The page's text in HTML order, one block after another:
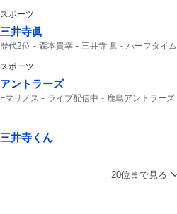
タイムリー
スポーツ
三井寺眞
歴代2位 森本貴幸 三井寺 眞
ハーフタイム
15歳
スポーツ
アントラーズ
Fマリノス ライブ配信中
鹿島アントラーズ
三井寺くん
20位まで見る